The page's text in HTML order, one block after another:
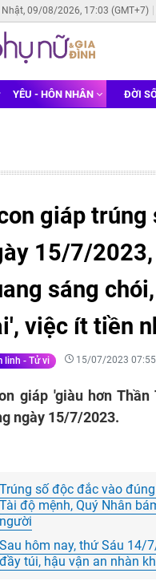
Nhật, 09/08/2026, 17:03 (GMT+7)
YÊU - HÔN NHÂN ĐỜI
giáp trúng
15/7/
sáng
việc ít tiền
linh - Tử vi 15/07/2023 07:55
giáp 'giàu hơn
ngày 15/7/2023.
Trúng số độc đắc vào
Tài độ mệnh, Quý Nhân
người
Sau hôm nay, thứ Sáu 14/
đầy túi, hậu vận an nhàn